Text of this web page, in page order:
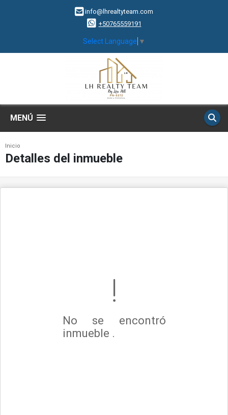
info@lhrealtyteam.com
+50765559191
Select Language ▼
MENÚ
Inicio
Detalles del inmueble
No se encontró
inmueble .